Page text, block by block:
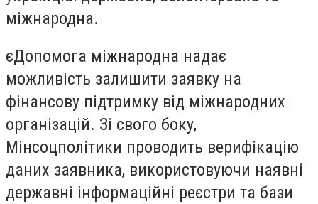
міжнародна.
єДопомога міжнародна надає
можливість залишити заявку на
фінансову підтримку від міжнародних
організацій. Зі свого боку,
Мінсоцполітики проводить верифікацію
даних заявника, використовуючи наявні
державні інформаційні реєстри та бази